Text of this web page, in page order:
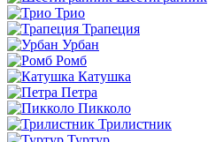
Трио
Трапеция
Урбан
Ромб
Катушка
Петра
Пикколо
Трилистник